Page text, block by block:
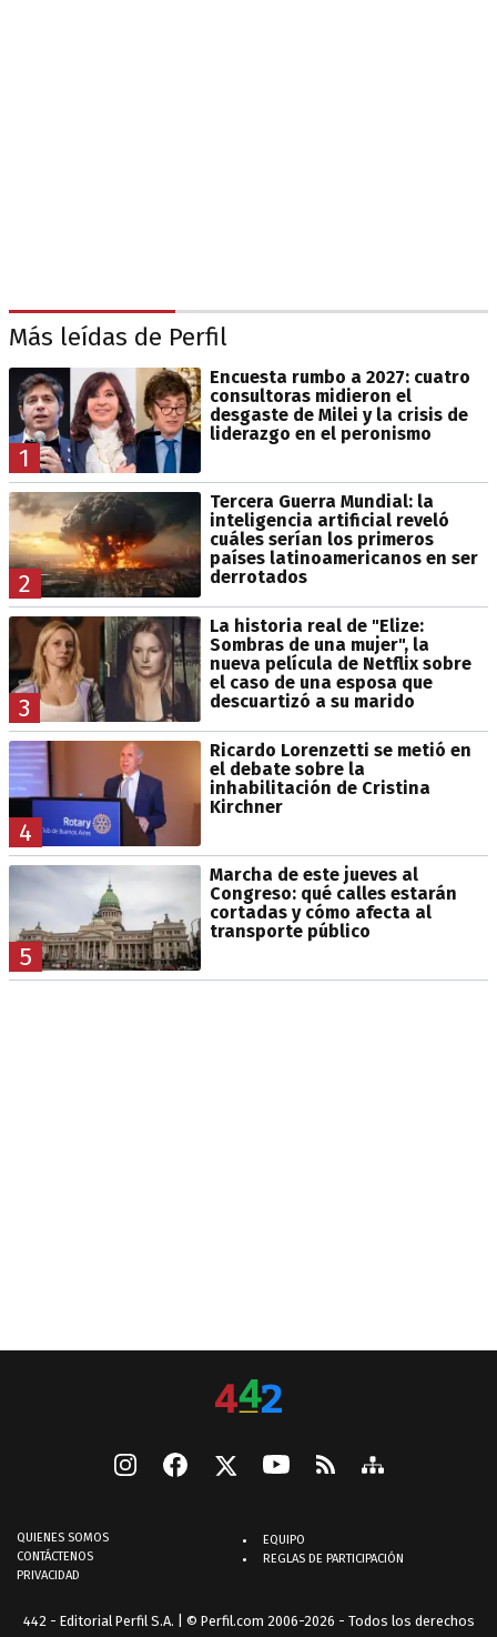
Más leídas de Perfil
1
Encuesta rumbo a 2027: cuatro
consultoras midieron el
desgaste de Milei y la crisis de
liderazgo en el peronismo
2
Tercera Guerra Mundial: la
inteligencia artificial reveló
cuáles serían los primeros
países latinoamericanos en ser
derrotados
3
La historia real de "Elize:
Sombras de una mujer", la
nueva película de Netflix sobre
el caso de una esposa que
descuartizó a su marido
4
Ricardo Lorenzetti se metió en
el debate sobre la
inhabilitación de Cristina
Kirchner
5
Marcha de este jueves al
Congreso: qué calles estarán
cortadas y cómo afecta al
transporte público
QUIENES SOMOS
CONTÁCTENOS
PRIVACIDAD
EQUIPO
REGLAS DE PARTICIPACIÓN
442 - Editorial Perfil S.A. | © Perfil.com 2006-2026 - Todos los derechos